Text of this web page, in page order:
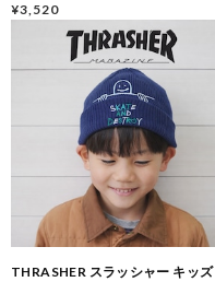
防寒 秋冬
¥3,520
THRASHER スラッシャー キッズ